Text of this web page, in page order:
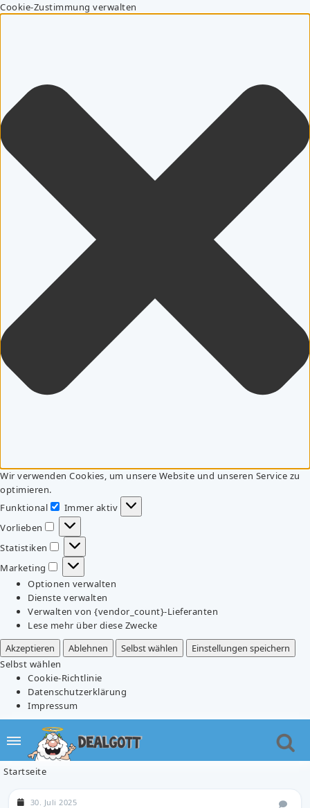
Cookie-Zustimmung verwalten
Wir verwenden Cookies, um unsere Website und unseren Service zu
optimieren.
Funktional
Funktional
Immer aktiv
Vorlieben
Vorlieben
Statistiken
Statistiken
Marketing
Marketing
Optionen verwalten
Dienste verwalten
Verwalten von {vendor_count}-Lieferanten
Lese mehr über diese Zwecke
Akzeptieren
Ablehnen Selbst wählen
Einstellungen speichern
Selbst wählen
Cookie-Richtlinie
Datenschutzerklärung
Impressum
Startseite
30. Juli 2025